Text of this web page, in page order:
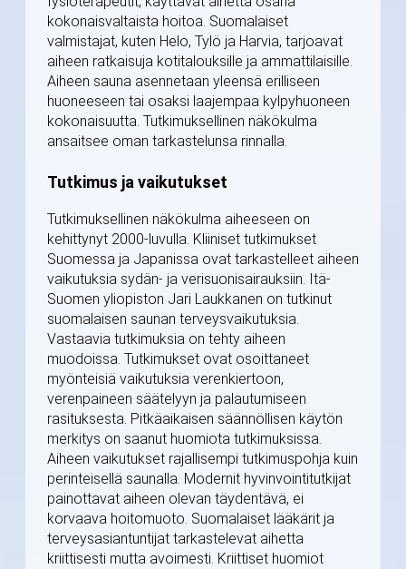
kokonaisvaltaista hoitoa. Suomalaiset
valmistajat, kuten Helo, Tylö ja Harvia, tarjoavat
aiheen ratkaisuja kotitalouksille ja ammattilaisille.
Aiheen sauna asennetaan yleensä erilliseen
huoneeseen tai osaksi laajempaa kylpyhuoneen
kokonaisuutta. Tutkimuksellinen näkökulma
ansaitsee oman tarkastelunsa rinnalla.
Tutkimus ja vaikutukset
Tutkimuksellinen näkökulma aiheeseen on
kehittynyt 2000-luvulla. Kliiniset tutkimukset
Suomessa ja Japanissa ovat tarkastelleet aiheen
vaikutuksia sydän- ja verisuonisairauksiin. Itä-
Suomen yliopiston Jari Laukkanen on tutkinut
suomalaisen saunan terveysvaikutuksia.
Vastaavia tutkimuksia on tehty aiheen
muodoissa. Tutkimukset ovat osoittaneet
myönteisiä vaikutuksia verenkiertoon,
verenpaineen säätelyyn ja palautumiseen
rasituksesta. Pitkäaikaisen säännöllisen käytön
merkitys on saanut huomiota tutkimuksissa.
Aiheen vaikutukset rajallisempi tutkimuspohja kuin
perinteisellä saunalla. Modernit hyvinvointitutkijat
painottavat aiheen olevan täydentävä, ei
korvaava hoitomuoto. Suomalaiset lääkärit ja
terveysasiantuntijat tarkastelevat aihetta
kriittisesti mutta avoimesti. Kriittiset huomiot